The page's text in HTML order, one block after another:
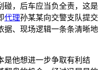
碰，后车应当负全责，这是
代理孙某某向交警支队提交
据、现场逻辑一条条清晰地
是他想进一步争取有利结